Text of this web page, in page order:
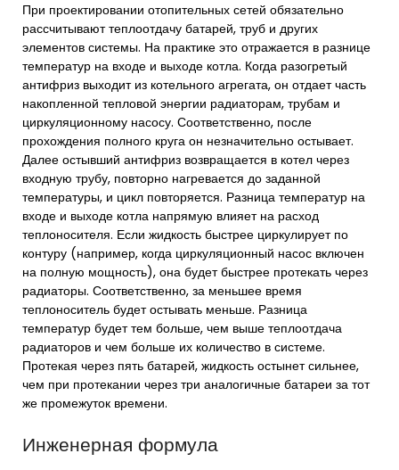
При проектировании отопительных сетей обязательно
рассчитывают теплоотдачу батарей, труб и других
элементов системы. На практике это отражается в разнице
температур на входе и выходе котла. Когда разогретый
антифриз выходит из котельного агрегата, он отдает часть
накопленной тепловой энергии радиаторам, трубам и
циркуляционному насосу. Соответственно, после
прохождения полного круга он незначительно остывает.
Далее остывший антифриз возвращается в котел через
входную трубу, повторно нагревается до заданной
температуры, и цикл повторяется. Разница температур на
входе и выходе котла напрямую влияет на расход
теплоносителя. Если жидкость быстрее циркулирует по
контуру (например, когда циркуляционный насос включен
на полную мощность), она будет быстрее протекать через
радиаторы. Соответственно, за меньшее время
теплоноситель будет остывать меньше. Разница
температур будет тем больше, чем выше теплоотдача
радиаторов и чем больше их количество в системе.
Протекая через пять батарей, жидкость остынет сильнее,
чем при протекании через три аналогичные батареи за тот
же промежуток времени.
Инженерная формула